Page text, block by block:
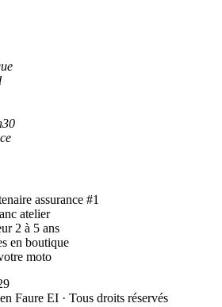
assurance #1
atelier
2 à 5 ans
en boutique
moto
Faure EI · Tous droits réservés